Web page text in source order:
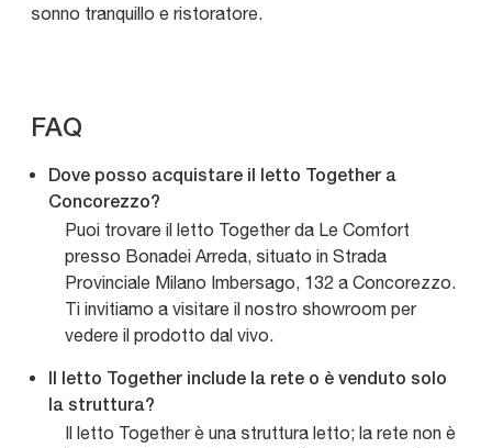
sonno tranquillo e ristoratore.
FAQ
Dove posso acquistare il letto Together a
Concorezzo?
Puoi trovare il letto Together da Le Comfort
presso Bonadei Arreda, situato in Strada
Provinciale Milano Imbersago, 132 a Concorezzo.
Ti invitiamo a visitare il nostro showroom per
vedere il prodotto dal vivo.
Il letto Together include la rete o è venduto solo
la struttura?
Il letto Together è una struttura letto; la rete non è